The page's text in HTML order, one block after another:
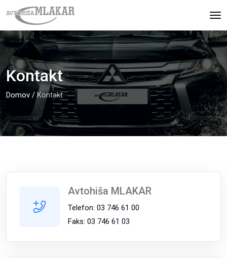
Kontakt
Domov / Kontakt
Avtohiša MLAKAR
Telefon: 03 746 61 00
Faks: 03 746 61 03